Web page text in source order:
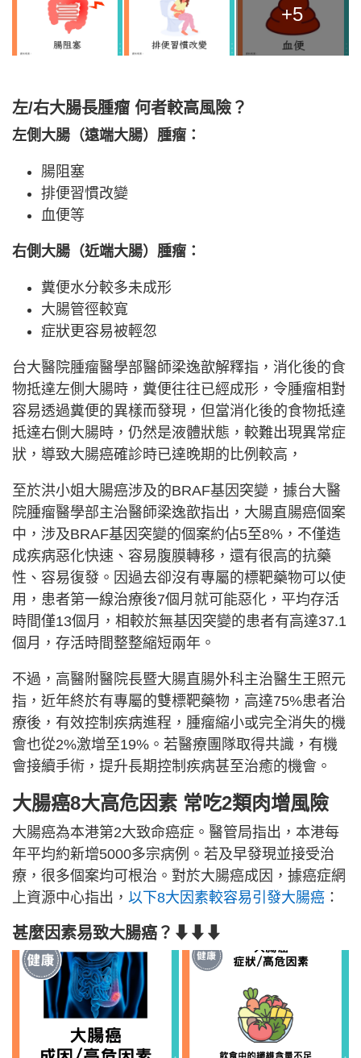
+5
左/右大腸長腫瘤 何者較高風險？
左側大腸（遠端大腸）腫瘤：
腸阻塞
排便習慣改變
血便等
右側大腸（近端大腸）腫瘤：
糞便水分較多未成形
大腸管徑較寬
症狀更容易被輕忽
台大醫院腫瘤醫學部醫師梁逸歆解釋指，消化後的食
物抵達左側大腸時，糞便往往已經成形，令腫瘤相對
容易透過糞便的異樣而發現，但當消化後的食物抵達
抵達右側大腸時，仍然是液體狀態，較難出現異常症
狀，導致大腸癌確診時已達晚期的比例較高，
至於洪小姐大腸癌涉及的BRAF基因突變，據台大醫
院腫瘤醫學部主治醫師梁逸歆指出，大腸直腸癌個案
中，涉及BRAF基因突變的個案約佔5至8%，不僅造
成疾病惡化快速、容易腹膜轉移，還有很高的抗藥
性、容易復發。因過去卻沒有專屬的標靶藥物可以使
用，患者第一線治療後7個月就可能惡化，平均存活
時間僅13個月，相較於無基因突變的患者有高達37.1
個月，存活時間整整縮短兩年。
不過，高醫附醫院長暨大腸直腸外科主治醫生王照元
指，近年終於有專屬的雙標靶藥物，高達75%患者治
療後，有效控制疾病進程，腫瘤縮小或完全消失的機
會也從2%激增至19%。若醫療團隊取得共識，有機
會接續手術，提升長期控制疾病甚至治癒的機會。
大腸癌8大高危因素 常吃2類肉增風險
大腸癌為本港第2大致命癌症。醫管局指出，本港每
年平均約新增5000多宗病例。若及早發現並接受治
療，很多個案均可根治。對於大腸癌成因，據癌症網
上資源中心指出， 以下8大因素較容易引發大腸癌 ：
甚麼因素易致大腸癌？⬇⬇⬇